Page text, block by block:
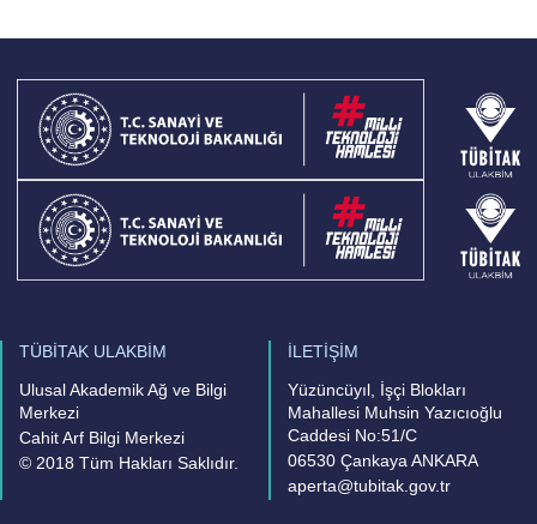
TÜBİTAK ULAKBİM
Ulusal Akademik Ağ ve Bilgi
Merkezi
Cahit Arf Bilgi Merkezi
© 2018 Tüm Hakları Saklıdır.
İLETİŞİM
Yüzüncüyıl, İşçi Blokları
Mahallesi Muhsin Yazıcıoğlu
Caddesi No:51/C
06530 Çankaya ANKARA
aperta@tubitak.gov.tr